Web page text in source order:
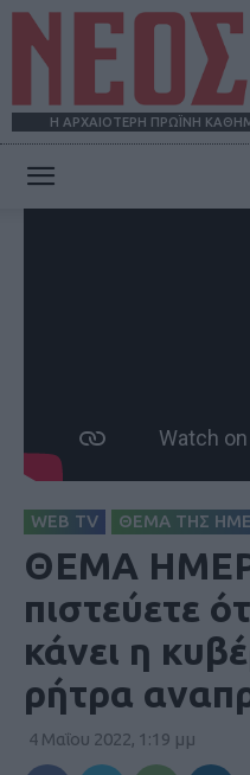
Η ΑΡΧΑΙΟΤΕΡΗ ΠΡΩΪΝΗ
WEB TV ΘΕΜΑ ΤΗΣ
ΘΕΜΑ
πιστεύετε
κάνει η
ρήτρα
4 Μαΐου 2022, 1:19 μμ